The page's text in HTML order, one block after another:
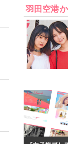
羽田空港